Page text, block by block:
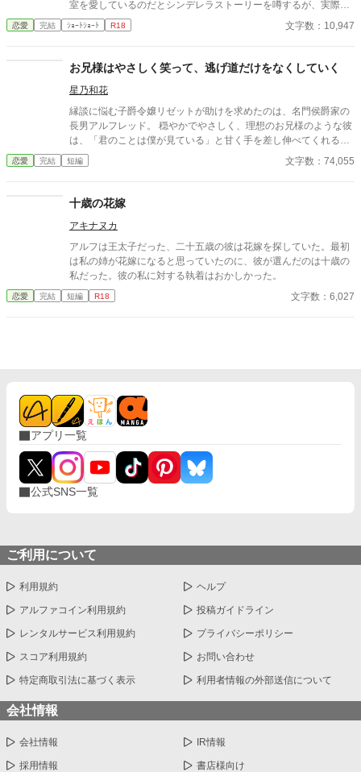
室を愛しているのだとシンデレラストーリーを噂するが、実際の
扱われ方は酷いものである。 いつか離縁してくれるに違いない、
と願いながらサマリナは暇な後宮生活を、唯一相手になってくれ
上、ヒーロー以外との絡みあります。 シリアス／ ほのぼの ／幼
なじみ ／ヒロインが男前／ 一途／ 騎士／ 王／ ハッピーエンド／
ヒーロー以外との絡み
恋愛 完結 ｼｮｰﾄｼｮｰﾄ R18 文字数：10,947
お兄様はやさしく笑って、逃げ道だけをなくしていく
星乃和花
縁談に悩む子爵令嬢リゼットが助けを求めたのは、名門侯爵家の
長男アルフレッド。 穏やかでやさしく、理想のお兄様のような彼
は、「君のことは僕が見ている」と甘く手を差し伸べてくれる。
送り迎え、花や手紙、完璧なエスコート。 守られているだけのは
ずが、気づけば周囲には「彼女はもうノースウェル侯爵家のも
実はかなり策略家。 やさしく逃げ道をなくしてくるお兄様系ヒー
幸せな溺愛ラブストーリー。 ――「待つよ」と言いながら、外堀
はきっちり埋めてくる―― （完結済ー本編10話＋後日談２話）
恋愛 完結 短編 文字数：74,055
十歳の花嫁
アキナヌカ
アルフは王太子だった、二十五歳の彼は花嫁を探していた。最初
は私の姉が花嫁になると思っていたのに、彼が選んだのは十歳の
私だった。彼の私に対する執着はおかしかった。
恋愛 完結 短編 R18 文字数：6,027
アプリ一覧
公式SNS一覧
ご利用について
利用規約 ヘルプ
アルファコイン利用規約 投稿ガイドライン
レンタルサービス利用規約 プライバシーポリシー
スコア利用規約 お問い合わせ
特定商取引法に基づく表示 利用者情報の外部送信について
会社情報
会社情報 IR情報
採用情報 書店様向け